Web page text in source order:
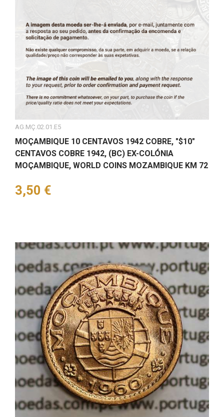
AG.MÇ.02.01.E5
MOÇAMBIQUE 10 CENTAVOS 1942 COBRE, "$10"
CENTAVOS COBRE 1942, (BC) EX-COLÓNIA
MOÇAMBIQUE, WORLD COINS MOZAMBIQUE KM 72
Preço
3,50 €